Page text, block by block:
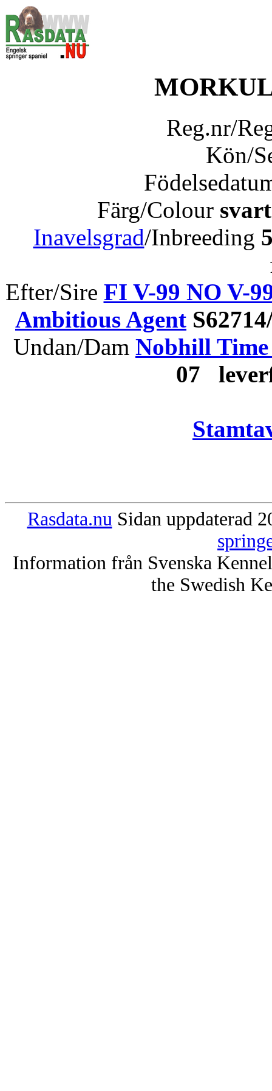
Reg.nr/
Kön/
Färg/Colour
Inavelsgrad/Inbreeding
Efter/Sire FI V-99 NO V-
Ambitious Agent
Undan/Dam Nobhill Time
07
Rasdata.nu Sidan uppdaterad
Information från Svenska
the Swedish